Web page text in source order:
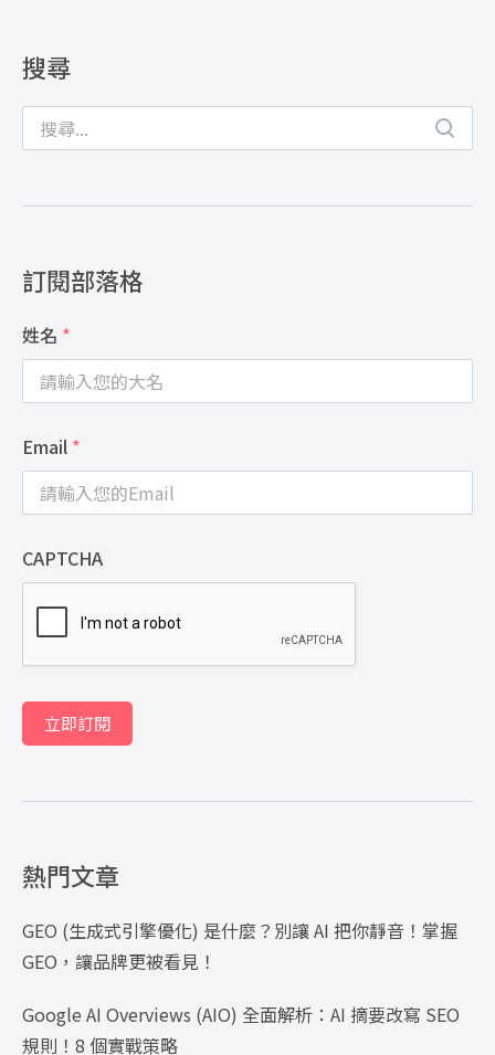
搜尋
訂閱部落格
姓名 *
Email *
CAPTCHA
立即訂閱
熱門文章
GEO (生成式引擎優化) 是什麼？別讓 AI 把你靜音！掌握
GEO，讓品牌更被看見！
Google AI Overviews (AIO) 全面解析：AI 摘要改寫 SEO
規則！8 個實戰策略